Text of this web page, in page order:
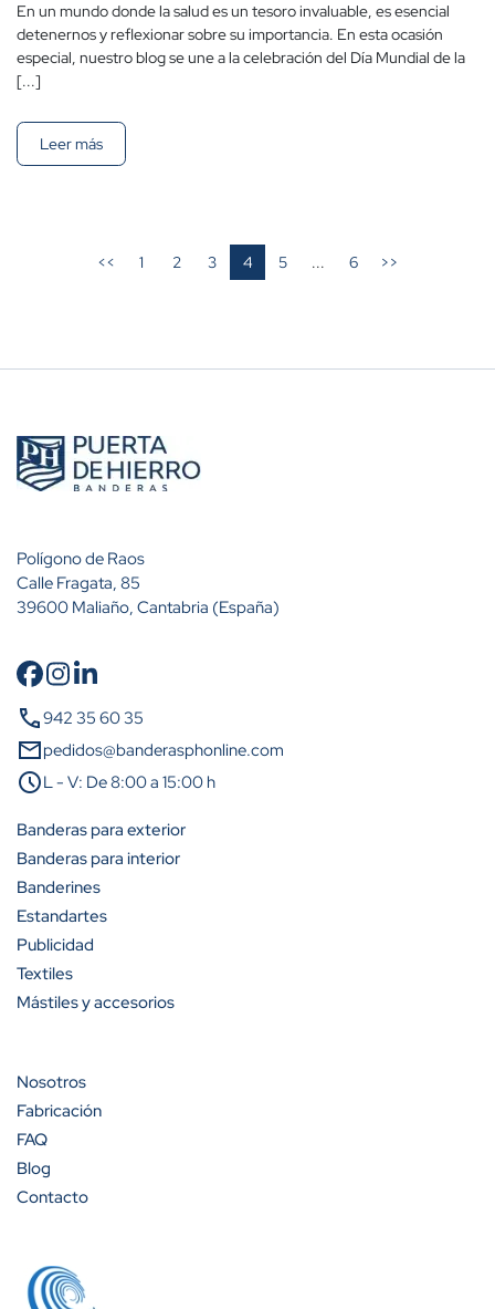
En un mundo donde la salud es un tesoro invaluable, es esencial
detenernos y reflexionar sobre su importancia. En esta ocasión
especial, nuestro blog se une a la celebración del Día Mundial de la
[...]
Leer más
<< 1 2 3 4 5 ... 6 >>
Polígono de Raos
Calle Fragata, 85
39600 Maliaño, Cantabria (España)
call942 35 60 35
mailpedidos@banderasphonline.com
scheduleL - V: De 8:00 a 15:00 h
Banderas para exterior
Banderas para interior
Banderines
Estandartes
Publicidad
Textiles
Mástiles y accesorios
Nosotros
Fabricación
FAQ
Blog
Contacto